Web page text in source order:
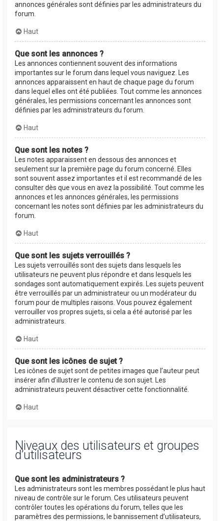
annonces générales sont définies par les administrateurs du
forum.
Haut
Que sont les annonces ?
Les annonces contiennent souvent des informations
importantes sur le forum dans lequel vous naviguez. Les
annonces apparaissent en haut de chaque page du forum
dans lequel elles ont été publiées. Tout comme les annonces
générales, les permissions concernant les annonces sont
définies par les administrateurs du forum.
Haut
Que sont les notes ?
Les notes apparaissent en dessous des annonces et
seulement sur la première page du forum concerné. Elles
sont souvent assez importantes et il est recommandé de les
consulter dès que vous en avez la possibilité. Tout comme les
annonces et les annonces générales, les permissions
concernant les notes sont définies par les administrateurs du
forum.
Haut
Que sont les sujets verrouillés ?
Les sujets verrouillés sont des sujets dans lesquels les
utilisateurs ne peuvent plus répondre et dans lesquels les
sondages sont automatiquement expirés. Les sujets peuvent
être verrouillés par un administrateur ou un modérateur du
forum pour de multiples raisons. Vous pouvez également
verrouiller vos propres sujets, si cela a été autorisé par les
administrateurs.
Haut
Que sont les icônes de sujet ?
Les icônes de sujet sont de petites images que l’auteur peut
insérer afin d’illustrer le contenu de son sujet. Les
administrateurs peuvent désactiver cette fonctionnalité.
Haut
Niveaux des utilisateurs et groupes
d’utilisateurs
Que sont les administrateurs ?
Les administrateurs sont les membres possédant le plus haut
niveau de contrôle sur le forum. Ces utilisateurs peuvent
contrôler toutes les opérations du forum, telles que les
paramètres des permissions, le bannissement d’utilisateurs,